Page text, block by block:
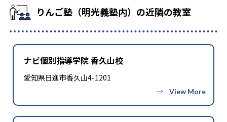
りんご塾（明光義塾内）の近隣の教室
ナビ個別指導学院 香久山校
愛知県日進市香久山4-1201